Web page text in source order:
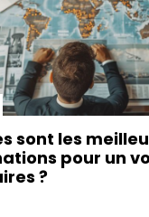
sont les
pour un
?